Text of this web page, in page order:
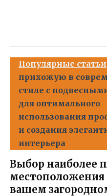
Популярные статьи
прихожую в
стиле с
для оптимального
использования
и создания
интерьера
Выбор наиболее
местоположения
вашем